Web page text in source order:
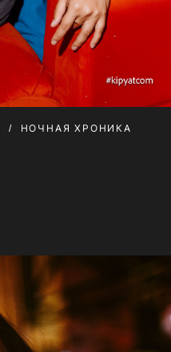
НОЧНАЯ ХРОНИКА